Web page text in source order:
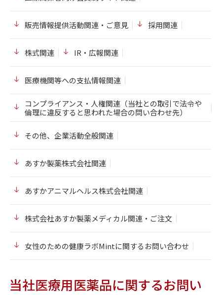
販売情報提供活動関連・ご意見 採用関連
株式関連 IR・広報関連
医療機関等への支払情報関連
コンプライアンス・人権関連（当社との取引で法令や
倫理に違反すると思われた場合の問い合わせ先）
その他、企業活動全般関連
あすか製薬株式会社関連
あすかアニマルヘルス株式会社関連
株式会社あすか製薬メディカル関連・ご注文
女性のための健康ラボMintに関するお問い合わせ
当社医療用医薬品に関するお問い